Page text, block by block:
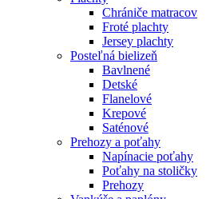
Chrániče matracov
Froté plachty
Jersey plachty
Posteľná bielizeň
Bavlnené
Detské
Flanelové
Krepové
Saténové
Prehozy a poťahy
Napínacie poťahy
Poťahy na stoličky
Prehozy